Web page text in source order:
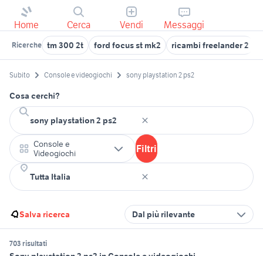
Home Cerca Vendi Messaggi
Ricerche tm 300 2t ford focus st mk2 ricambi freelander 2
Subito Console e videogiochi sony playstation 2 ps2
Cosa cerchi?
Console e
Videogiochi
Filtri
Salva ricerca Dal più rilevante
703 risultati